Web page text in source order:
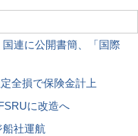
連に公開書簡、「国際
定全損で保険金計上
FSRUに改造へ
船社運航